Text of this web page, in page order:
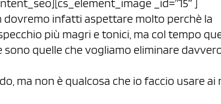
dovremo infatti aspettare molto perchè la
più magri e tonici, ma col tempo
quelle che vogliamo eliminare
ma non è qualcosa che io faccio usare ai